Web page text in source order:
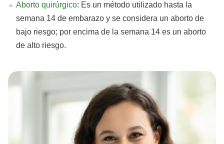
Aborto quirúrgico: Es un método utilizado hasta la
semana 14 de embarazo y se considera un aborto de
bajo riesgo; por encima de la semana 14 es un aborto
de alto riesgo.